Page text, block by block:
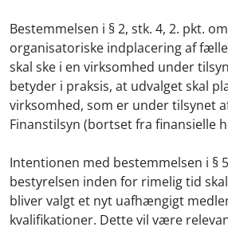
Bestemmelsen i § 2, stk. 4, 2. pkt.
organisatoriske indplacering af
skal ske i en virksomhed under
betyder i praksis, at udvalget skal
virksomhed, som er under tilsynet
Finanstilsyn (bortset fra finansielle
Intentionen med bestemmelsen i §
bestyrelsen inden for rimelig tid
bliver valgt et nyt uafhængigt
kvalifikationer. Dette vil være